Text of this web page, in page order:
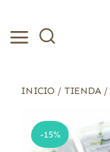
contenido
INICIO / TIENDA/
-15%